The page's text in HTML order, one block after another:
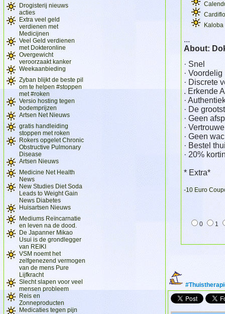
Drogisterij nieuws
acties
Extra veel geld
verdienen met
Medicijnen
Veel Geld verdienen
met Dokteronline
Overgewicht
veroorzaakt kanker
Weekaanbieding
Zyban blijkt de beste pil
om te helpen #stoppen
met #roken
Versio hosting tegen
bodemprijzen
Artsen Net Nieuws
gratis handleiding
stoppen met roken
Rokers opgelet Chronic
Obstructive Pulmonary
Disease
Artsen Nieuws
Medicine Net Health
News
New Studies Diet Soda
Leads to Weight Gain
News Diabetes
Huisartsen Nieuws
Mediums Reïncarnatie
en leven na de dood.
De Japanner Mikao
Usui is de grondlegger
van REIKI
VSM noemt het
zelfgenezend vermogen
van de mens Pure
Lijfkracht
Slecht slapen voor veel
mensen probleem
Reis en
Zonneproducten
Medicaties tegen pijn
Kaloba
...
About:
· Snel
· Voordelig
· Discrete
. Erkende
·
· De
· Geen
·
· Geen
· Bestel
· 20%
* Extra*
-10 Euro
0 1